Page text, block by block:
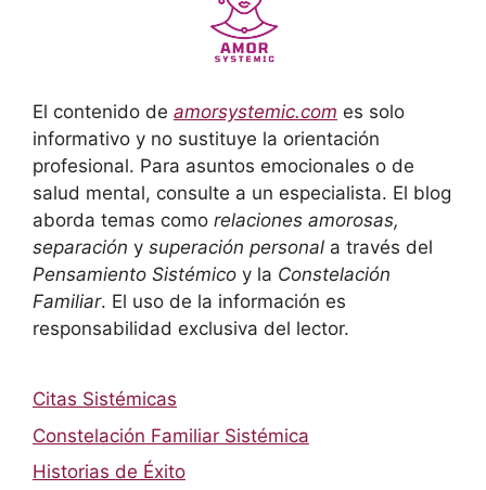
El contenido de amorsystemic.com es solo
informativo y no sustituye la orientación
profesional. Para asuntos emocionales o de
salud mental, consulte a un especialista. El blog
aborda temas como relaciones amorosas,
separación y superación personal a través del
Pensamiento Sistémico y la Constelación
Familiar. El uso de la información es
responsabilidad exclusiva del lector.
Citas Sistémicas
Constelación Familiar Sistémica
Historias de Éxito